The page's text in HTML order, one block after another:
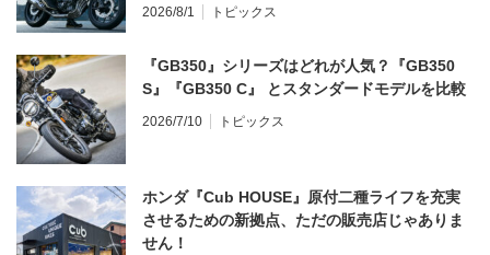
2026/8/1 トピックス
『GB350』シリーズはどれが人気？『GB350
S』『GB350 C』 とスタンダードモデルを比較
2026/7/10 トピックス
ホンダ『Cub HOUSE』原付二種ライフを充実
させるための新拠点、ただの販売店じゃありま
せん！